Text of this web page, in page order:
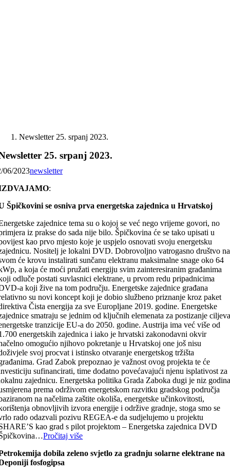
Newsletter 25. srpanj 2023.
25. srpanj 2023.
06/2023newsletter
:
Špičkovini se osniva prva energetska zajednica u Hrvatskoj
zajednice tema su o kojoj se već nego vrijeme govori, no
iz prakse do sada nije bilo. Špičkovina će se tako upisati u
kao prvo mjesto koje je uspjelo osnovati svoju energetsku
Nositelj je lokalni DVD. Dobrovoljno vatrogasno društvo na
će krovu instalirati sunčanu elektranu maksimalne snage oko 64
a koja će moći pružati energiju svim zainteresiranim građanima
odluče postati suvlasnici elektrane, u prvom redu pripadnicima
a koji žive na tom području. Energetske zajednice građana
su novi koncept koji je dobio službeno priznanje kroz paket
Čista energija za sve Europljane 2019. godine. Energetske
smatraju se jednim od ključnih elemenata za postizanje
tranzicije EU-a do 2050. godine. Austrija ima već više od
energetskih zajednica i iako je hrvatski zakonodavni okvir
omogućio njihovo pokretanje u Hrvatskoj one još nisu
svoj procvat i istinsko otvaranje energetskog tržišta
Grad Zabok prepoznao je važnost ovog projekta te će
sufinancirati, time dodatno povećavajući njenu isplativost za
zajednicu. Energetska politika Grada Zaboka dugi je niz
prema održivom energetskom razvitku gradskog područja
na načelima zaštite okoliša, energetske učinkovitosti,
obnovljivih izvora energije i održive gradnje, stoga smo se
rado odazvali pozivu REGEA-e da sudjelujemo u projektu
kao grad s pilot projektom – Energetska zajednica DVD
Pročitaj više
dobila zeleno svjetlo za gradnju solarne elektrane na
fosfogipsa